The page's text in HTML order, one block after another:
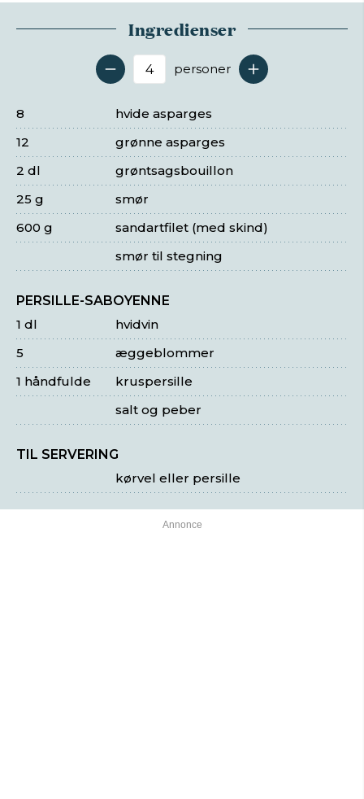
Ingredienser
Antal serveringer
personer
hvide asparges
8
grønne asparges
12
grøntsagsbouillon
2 dl
smør
25 g
sandartfilet (med skind)
600 g
smør til stegning
PERSILLE-SABOYENNE
hvidvin
1 dl
æggeblommer
5
kruspersille
1 håndfulde
salt og peber
TIL SERVERING
kørvel eller persille